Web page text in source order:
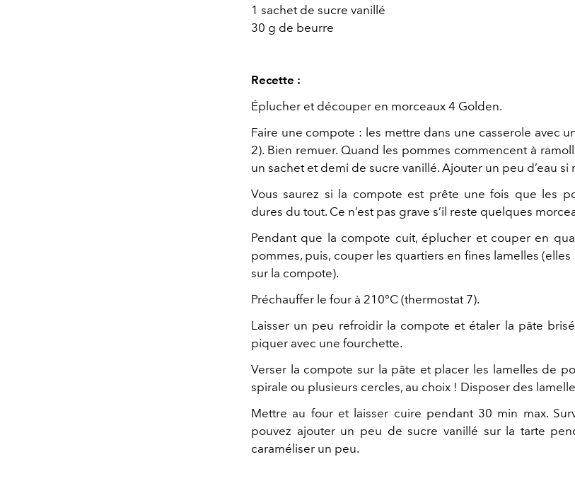
1 sachet de sucre vanillé
30 g de beurre
Recette :
Éplucher et découper en morceaux 4 Golden.
Faire une compote : les mettre dans une casserole avec
2). Bien remuer. Quand les pommes commencent à
un sachet et demi de sucre vanillé. Ajouter un peu d’eau si
Vous saurez si la compote est prête une fois que les
dures du tout. Ce n’est pas grave s’il reste quelques
Pendant que la compote cuit, éplucher et couper en
pommes, puis, couper les quartiers en fines lamelles
sur la compote).
Préchauffer le four à 210°C (thermostat 7).
Laisser un peu refroidir la compote et étaler la pâte
piquer avec une fourchette.
Verser la compote sur la pâte et placer les lamelles de
spirale ou plusieurs cercles, au choix ! Disposer des
Mettre au four et laisser cuire pendant 30 min max.
pouvez ajouter un peu de sucre vanillé sur la tarte
caraméliser un peu.